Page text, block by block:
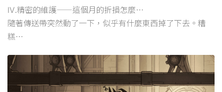
Ⅳ.精密的維護——這個月的折損怎麼…
隨著傳送帶突然動了一下，似乎有什麼東西掉了下去。糟
糕…